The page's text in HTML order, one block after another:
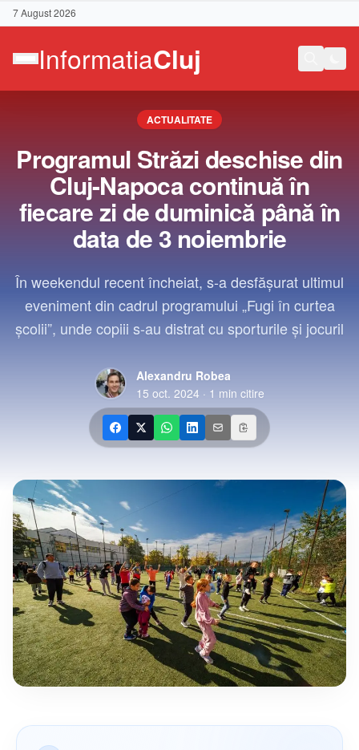
7 August 2026
Contact
ACTUALITATE
Programul Străzi deschise din
Cluj-Napoca continuă în
fiecare zi de duminică până în
data de 3 noiembrie
În weekendul recent încheiat, s-a desfășurat ultimul
eveniment din cadrul programului „Fugi în curtea
școlii”, unde copiii s-au distrat cu sporturile și jocuril
Alexandru Robea
15 oct. 2024 · 1 min citire